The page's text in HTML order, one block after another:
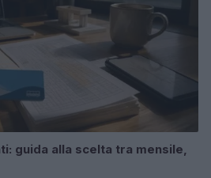
guida alla scelta tra mensile,